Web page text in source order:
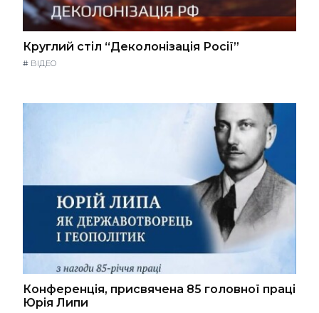
Круглий стіл “Деколонізація Росії”
# ВІДЕО
Конференція, присвячена 85 головної праці
Юрія Липи